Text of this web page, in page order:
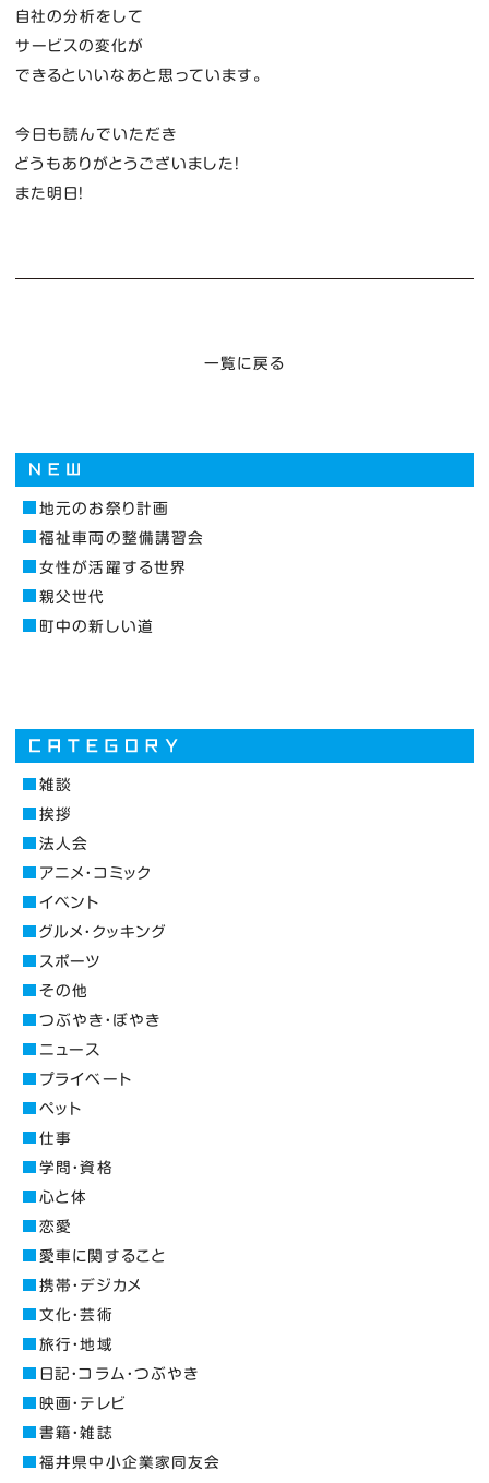
自社の分析をして
サービスの変化が
できるといいなあと思っています。
今日も読んでいただき
どうもありがとうございました！
また明日！
一覧に戻る
地元のお祭り計画
福祉車両の整備講習会
女性が活躍する世界
親父世代
町中の新しい道
雑談
挨拶
法人会
アニメ・コミック
イベント
グルメ・クッキング
スポーツ
その他
つぶやき・ぼやき
ニュース
プライベート
ペット
仕事
学問・資格
心と体
恋愛
愛車に関すること
携帯・デジカメ
文化・芸術
旅行・地域
日記・コラム・つぶやき
映画・テレビ
書籍・雑誌
福井県中小企業家同友会